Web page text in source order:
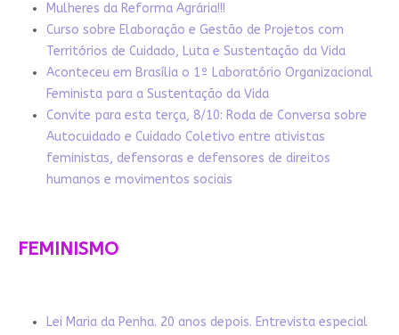
Mulheres da Reforma Agrária!!!
Curso sobre Elaboração e Gestão de Projetos com
Territórios de Cuidado, Luta e Sustentação da Vida
Aconteceu em Brasília o 1º Laboratório Organizacional
Feminista para a Sustentação da Vida
Convite para esta terça, 8/10: Roda de Conversa sobre
Autocuidado e Cuidado Coletivo entre ativistas
feministas, defensoras e defensores de direitos
humanos e movimentos sociais
FEMINISMO
Lei Maria da Penha. 20 anos depois. Entrevista especial